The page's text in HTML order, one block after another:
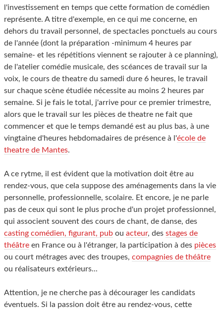
l'investissement en temps que cette formation de comédien
représente. A titre d'exemple, en ce qui me concerne, en
dehors du travail personnel, de spectacles ponctuels au cours
de l'année (dont la préparation -minimum 4 heures par
semaine- et les répétitions viennent se rajouter à ce planning),
de l'atelier comédie musicale, des scéances de travail sur la
voix, le cours de theatre du samedi dure 6 heures, le travail
sur chaque scène étudiée nécessite au moins 2 heures par
semaine. Si je fais le total, j'arrive pour ce premier trimestre,
alors que le travail sur les pièces de theatre ne fait que
commencer et que le temps demandé est au plus bas, à une
vingtaine d'heures hebdomadaires de présence à l'école de
theatre de Mantes.
A ce rytme, il est évident que la motivation doit être au
rendez-vous, que cela suppose des aménagements dans la vie
personnelle, professionnelle, scolaire. Et encore, je ne parle
pas de ceux qui sont le plus proche d'un projet professionnel,
qui associent souvent des cours de chant, de danse, des
casting comédien, figurant, pub ou acteur, des stages de
théâtre en France ou à l'étranger, la participation à des pièces
ou court métrages avec des troupes, compagnies de théâtre
ou réalisateurs extérieurs...
Attention, je ne cherche pas à décourager les candidats
éventuels. Si la passion doit être au rendez-vous, cette